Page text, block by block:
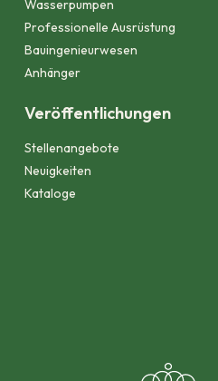
Wasserpumpen
Professionelle Ausrüstung
Bauingenieurwesen
Anhänger
Veröffentlichungen
Stellenangebote
Neuigkeiten
Kataloge